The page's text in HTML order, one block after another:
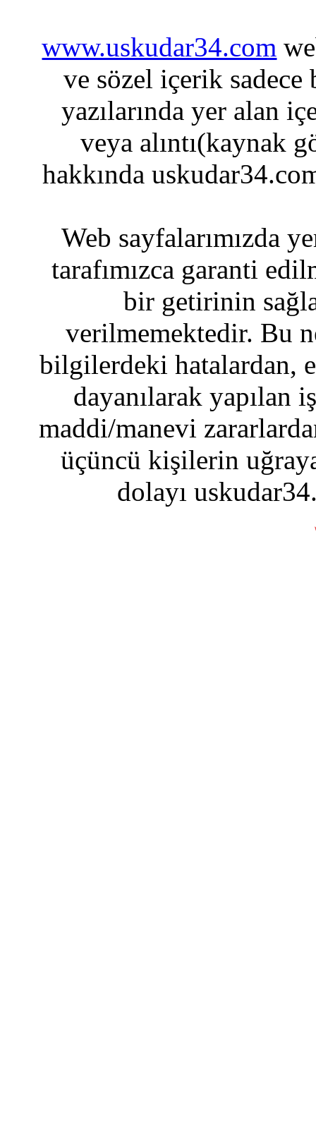
www.uskudar34.com
ve sözel içerik sadece
yazılarında yer alan
veya alıntı(kaynak
hakkında
Web sayfalarımızda
tarafımızca garanti
bir getirinin
verilmemektedir. Bu
bilgilerdeki hatalardan,
dayanılarak yapılan
maddi/manevi
üçüncü kişilerin
dolayı